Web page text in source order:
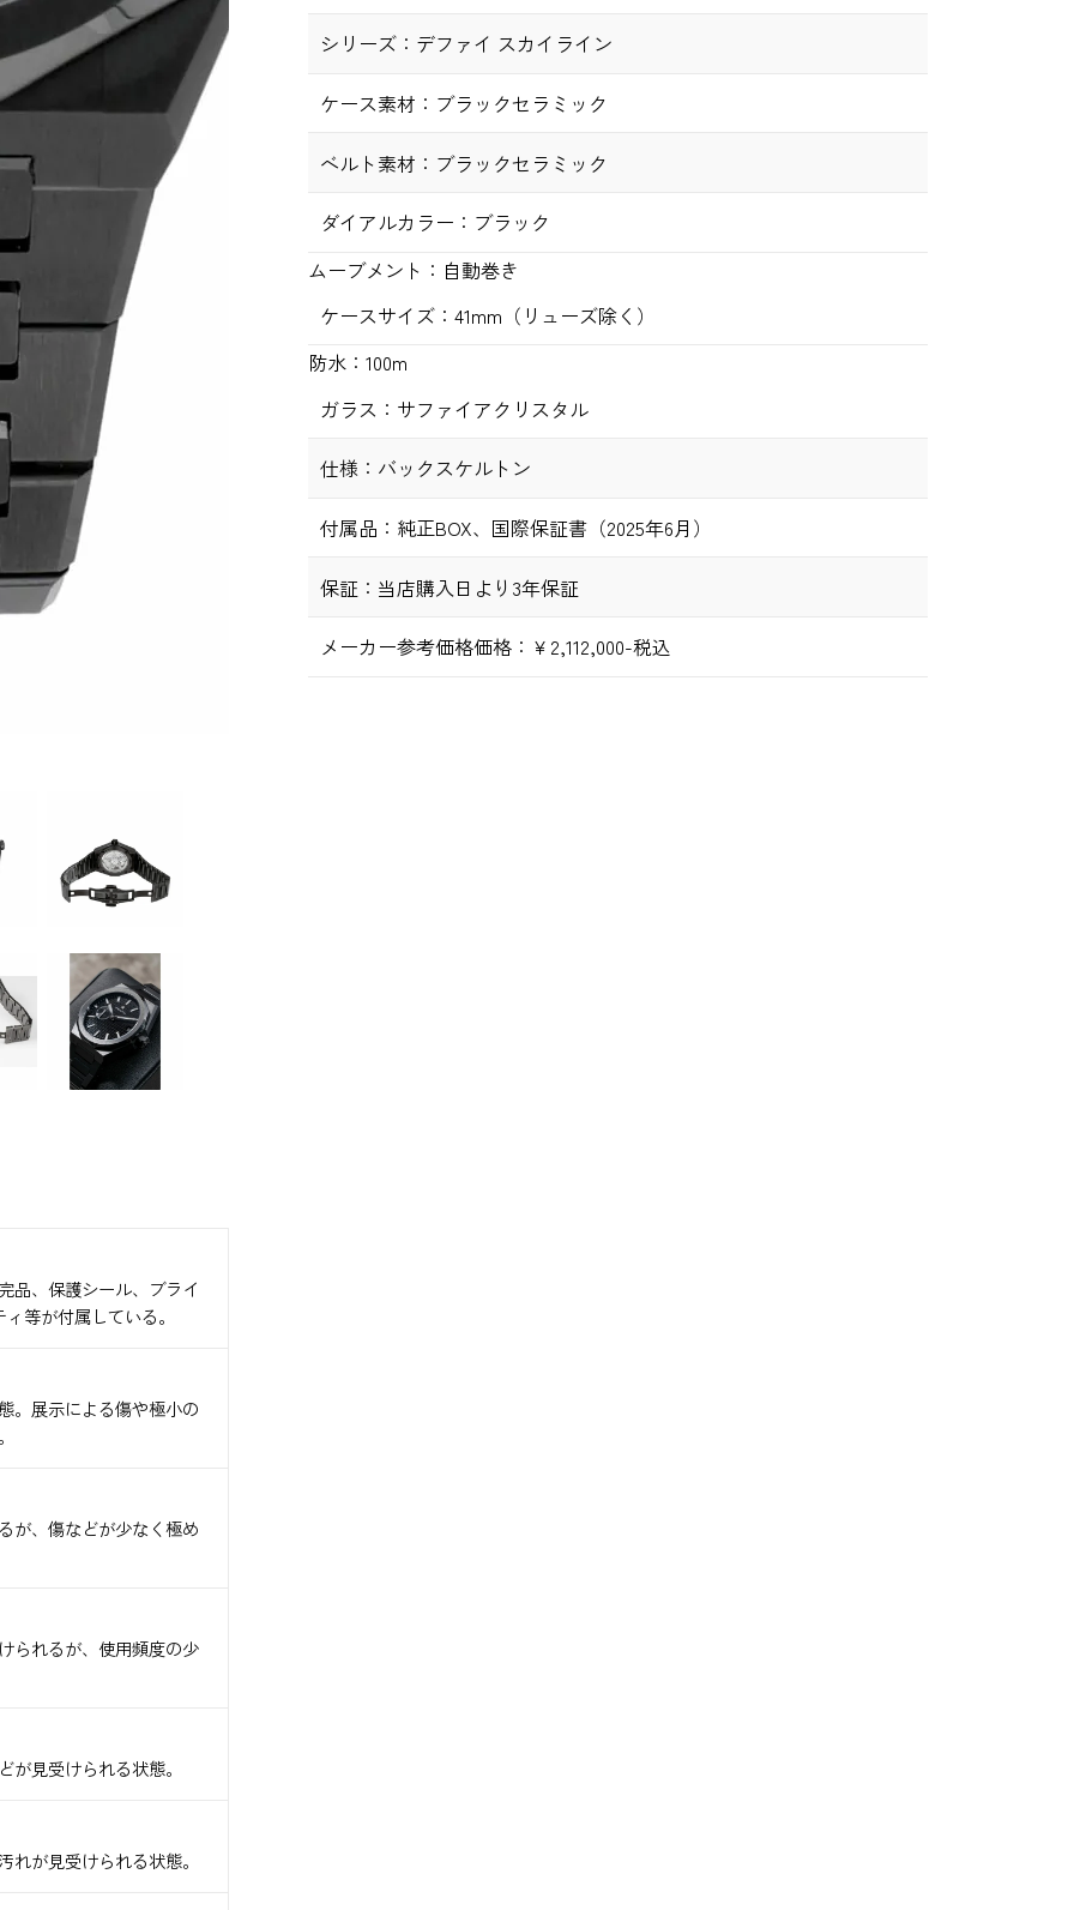
品、保護シール、ブライ
等が付属している。
。展示による傷や極小の
が、傷などが少なく極め
られるが、使用頻度の少
が見受けられる状態。
れが見受けられる状態。
シリーズ： デファイ スカイライン
ケース素材： ブラックセラミック
ベルト素材： ブラックセラミック
ダイアルカラー： ブラック
ムーブメント： 自動巻き
ケースサイズ：41mm （リューズ除く）
防水： 100m
ガラス： サファイアクリスタル
仕様： バックスケルトン
付属品： 純正BOX、国際保証書（2025年6月）
保証： 当店購入日より 3年保証
メーカー参考価格価格： ￥2,112,000-税込